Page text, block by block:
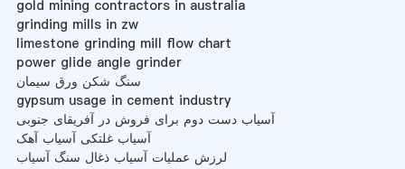
gold mining contractors in australia
grinding mills in zw
limestone grinding mill flow chart
power glide angle grinder
سنگ شکن ورق سیمان
gypsum usage in cement industry
آسیاب دست دوم برای فروش در آفریقای جنوبی
آسیاب غلتکی آسیاب آهک
لرزش عملیات آسیاب ذغال سنگ آسیاب